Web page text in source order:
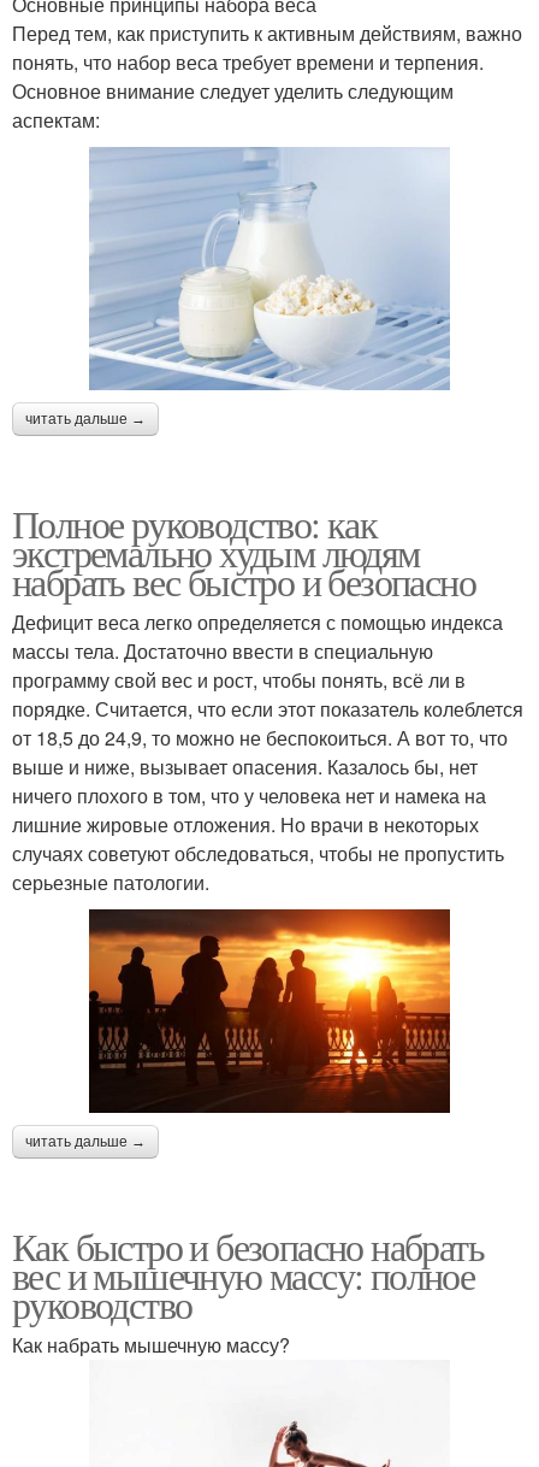
Перед тем, как приступить к активным действиям, важно
понять, что набор веса требует времени и терпения.
Основное внимание следует уделить следующим
аспектам:
читать дальше →
Полное руководство: как
экстремально худым людям
набрать вес быстро и безопасно
Дефицит веса легко определяется с помощью индекса
массы тела. Достаточно ввести в специальную
программу свой вес и рост, чтобы понять, всё ли в
порядке. Считается, что если этот показатель колеблется
от 18,5 до 24,9, то можно не беспокоиться. А вот то, что
выше и ниже, вызывает опасения. Казалось бы, нет
ничего плохого в том, что у человека нет и намека на
лишние жировые отложения. Но врачи в некоторых
случаях советуют обследоваться, чтобы не пропустить
серьезные патологии.
читать дальше →
Как быстро и безопасно набрать
вес и мышечную массу: полное
руководство
Как набрать мышечную массу?